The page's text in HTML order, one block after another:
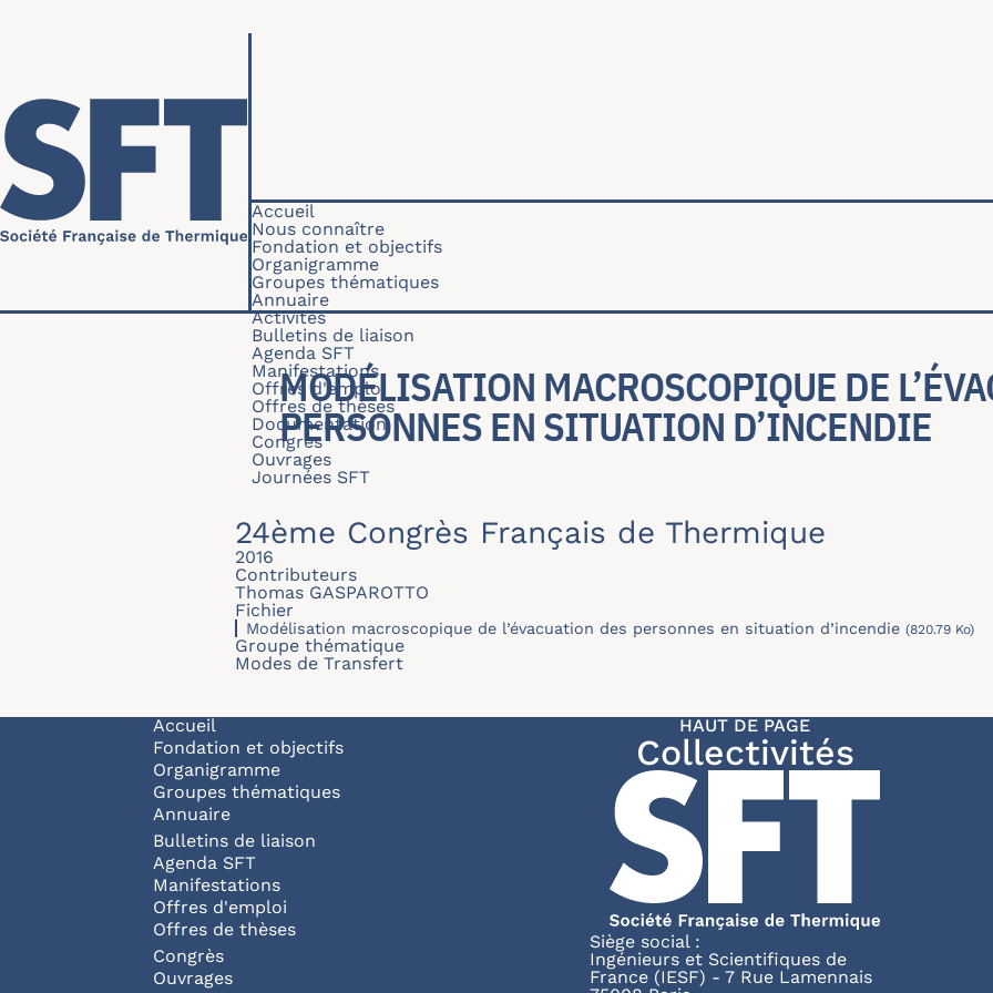
Navigation principale
Accueil
Nous connaître
Fondation et objectifs
Organigramme
Groupes thématiques
Annuaire
Activités
Bulletins de liaison
Agenda SFT
Manifestations
Offres d'emploi
Offres de thèses
Documentation
Congrès
Ouvrages
Journées SFT
MODÉLISATION MACROSCOPIQUE DE
PERSONNES EN SITUATION D’INCENDIE
24ème Congrès Français de Thermique
2016
Contributeurs
Thomas GASPAROTTO
Fichier
Modélisation macroscopique de l’évacuation des personnes en situation d’incendie (820.79 Ko)
Groupe thématique
Modes de Transfert
Navigation principale
Accueil
Fondation et objectifs
Organigramme
Groupes thématiques
Annuaire
Bulletins de liaison
Agenda SFT
Manifestations
Offres d'emploi
Offres de thèses
Congrès
Ouvrages
HAUT DE PAGE
Collectivités
Siège social :
Ingénieurs et Scientifiques de
France (IESF) - 7 Rue Lamennais